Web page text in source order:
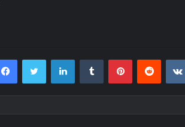
FacebookTwitter LinkedInTumblr PinterestReddit